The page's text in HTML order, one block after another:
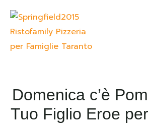
Domenica c’è
Tuo Figlio Eroe